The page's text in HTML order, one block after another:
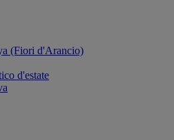
(Fiori d'Arancio)
d'estate